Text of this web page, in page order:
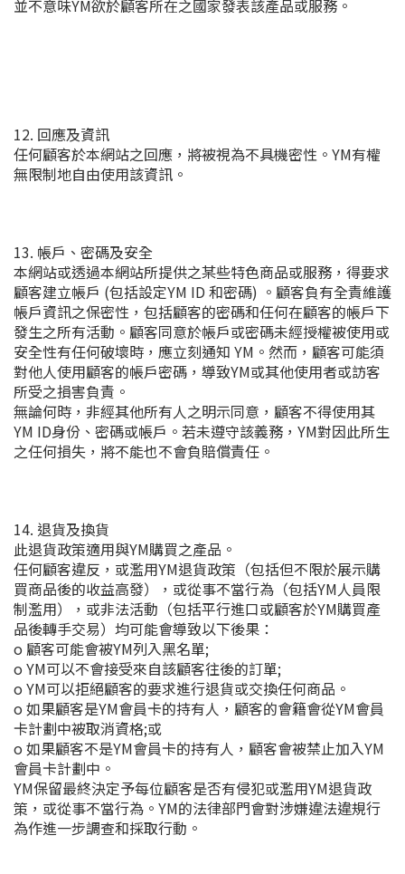
並不意味YM欲於顧客所在之國家發表該產品或服務。
12. 回應及資訊
任何顧客於本網站之回應，將被視為不具機密性。YM有權
無限制地自由使用該資訊。
13. 帳戶、密碼及安全
本網站或透過本網站所提供之某些特色商品或服務，得要求
顧客建立帳戶 (包括設定YM ID 和密碼) 。顧客負有全責維護
帳戶資訊之保密性，包括顧客的密碼和任何在顧客的帳戶下
發生之所有活動。顧客同意於帳戶或密碼未經授權被使用或
安全性有任何破壞時，應立刻通知 YM。然而，顧客可能須
對他人使用顧客的帳戶密碼，導致YM或其他使用者或訪客
所受之損害負責。
無論何時，非經其他所有人之明示同意，顧客不得使用其
YM ID身份、密碼或帳戶。若未遵守該義務，YM對因此所生
之任何損失，將不能也不會負賠償責任。
14. 退貨及換貨
此退貨政策適用與YM購買之產品。
任何顧客違反，或濫用YM退貨政策（包括但不限於展示購
買商品後的收益高發），或從事不當行為（包括YM人員限
制濫用），或非法活動（包括平行進口或顧客於YM購買產
品後轉手交易）均可能會導致以下後果：
o 顧客可能會被YM列入黑名單;
o YM可以不會接受來自該顧客往後的訂單;
o YM可以拒絕顧客的要求進行退貨或交換任何商品。
o 如果顧客是YM會員卡的持有人，顧客的會籍會從YM會員
卡計劃中被取消資格;或
o 如果顧客不是YM會員卡的持有人，顧客會被禁止加入YM
會員卡計劃中。
YM保留最終決定予每位顧客是否有侵犯或濫用YM退貨政
策，或從事不當行為。YM的法律部門會對涉嫌違法違規行
為作進一步調查和採取行動。